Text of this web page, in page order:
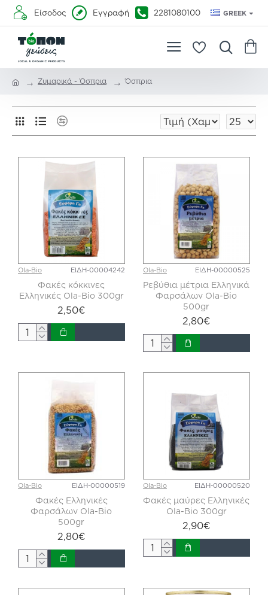
Είσοδος Εγγραφή 2281080100 GREEK
Ζυμαρικά - Όσπρια Όσπρια
Ola-Bio ΕΙΔΗ-00004242
Φακές κόκκινες
Ελληνικές Ola-Bio 300gr
2,50€
Ola-Bio ΕΙΔΗ-00000525
Ρεβύθια μέτρια Ελληνικά
Φαρσάλων Ola-Bio
500gr
2,80€
Ola-Bio ΕΙΔΗ-00000519
Φακές Ελληνικές
Φαρσάλων Ola-Bio
500gr
2,80€
Ola-Bio ΕΙΔΗ-00000520
Φακές μαύρες Ελληνικές
Ola-Bio 300gr
2,90€